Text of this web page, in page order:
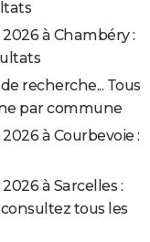
à Chambéry :
recherche... Tous
par commune
à Courbevoie :
à Sarcelles :
tous les